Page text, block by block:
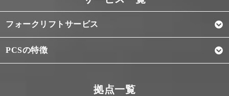
フォークリフトサービス
PCSの特徴